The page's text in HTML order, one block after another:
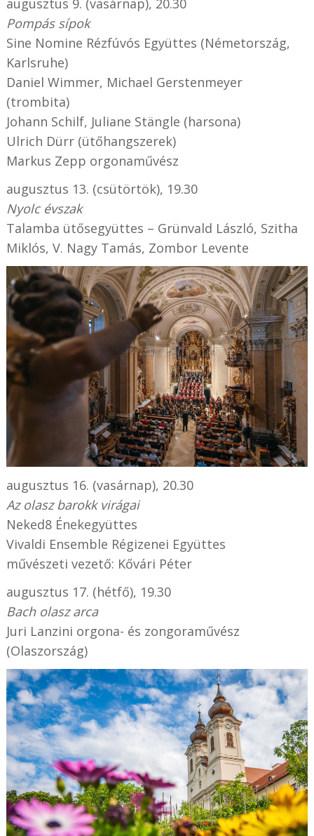
Pompás sípok
Sine Nomine Rézfúvós Együttes (Németország,
Karlsruhe)
Daniel Wimmer, Michael Gerstenmeyer
(trombita)
Johann Schilf, Juliane Stängle (harsona)
Ulrich Dürr (ütőhangszerek)
Markus Zepp orgonaművész
augusztus 13. (csütörtök), 19.30
Nyolc évszak
Talamba ütősegyüttes – Grünvald László, Szitha
Miklós, V. Nagy Tamás, Zombor Levente
augusztus 16. (vasárnap), 20.30
Az olasz barokk virágai
Neked8 Énekegyüttes
Vivaldi Ensemble Régizenei Együttes
művészeti vezető: Kővári Péter
augusztus 17. (hétfő), 19.30
Bach olasz arca
Juri Lanzini orgona- és zongoraművész
(Olaszország)